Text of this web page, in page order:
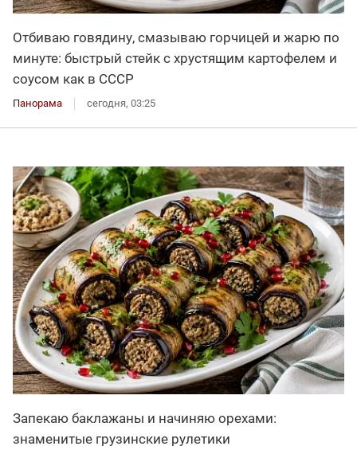
Отбиваю говядину, смазываю горчицей и жарю по
минуте: быстрый стейк с хрустящим картофелем и
соусом как в СССР
Панорама сегодня, 03:25
Запекаю баклажаны и начиняю орехами:
знаменитые грузинские рулетики